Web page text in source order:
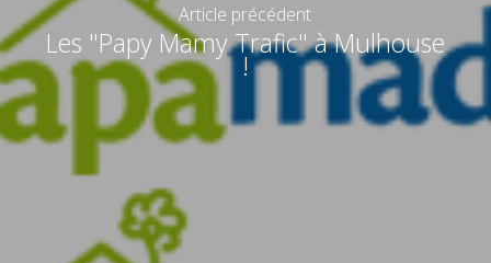
Article précédent
Les "Papy Mamy Trafic" à Mulhouse
!